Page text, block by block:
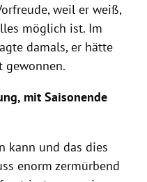
weil er weiß,
möglich ist. Im
damals, er hätte
gewonnen.
mit Saisonende
kann und das dies
enorm zermürbend